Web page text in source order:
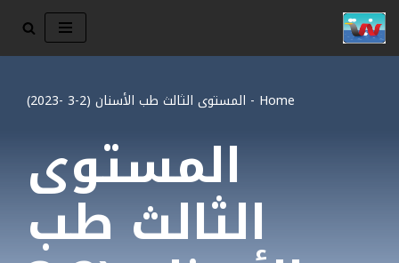
تخطى
Home
- المستوى الثالث طب الأسنان (2-3 -2023)
المستوى
الثالث طب